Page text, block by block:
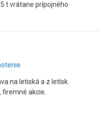
t vrátane prípojného
na letiská a z letísk.
firemné akcie.